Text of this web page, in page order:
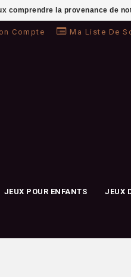
Compte Ma Liste De
JEUX POUR ENFANTS JEUX
la provenance de